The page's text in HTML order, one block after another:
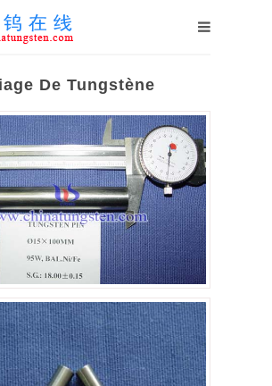
De Tungstène